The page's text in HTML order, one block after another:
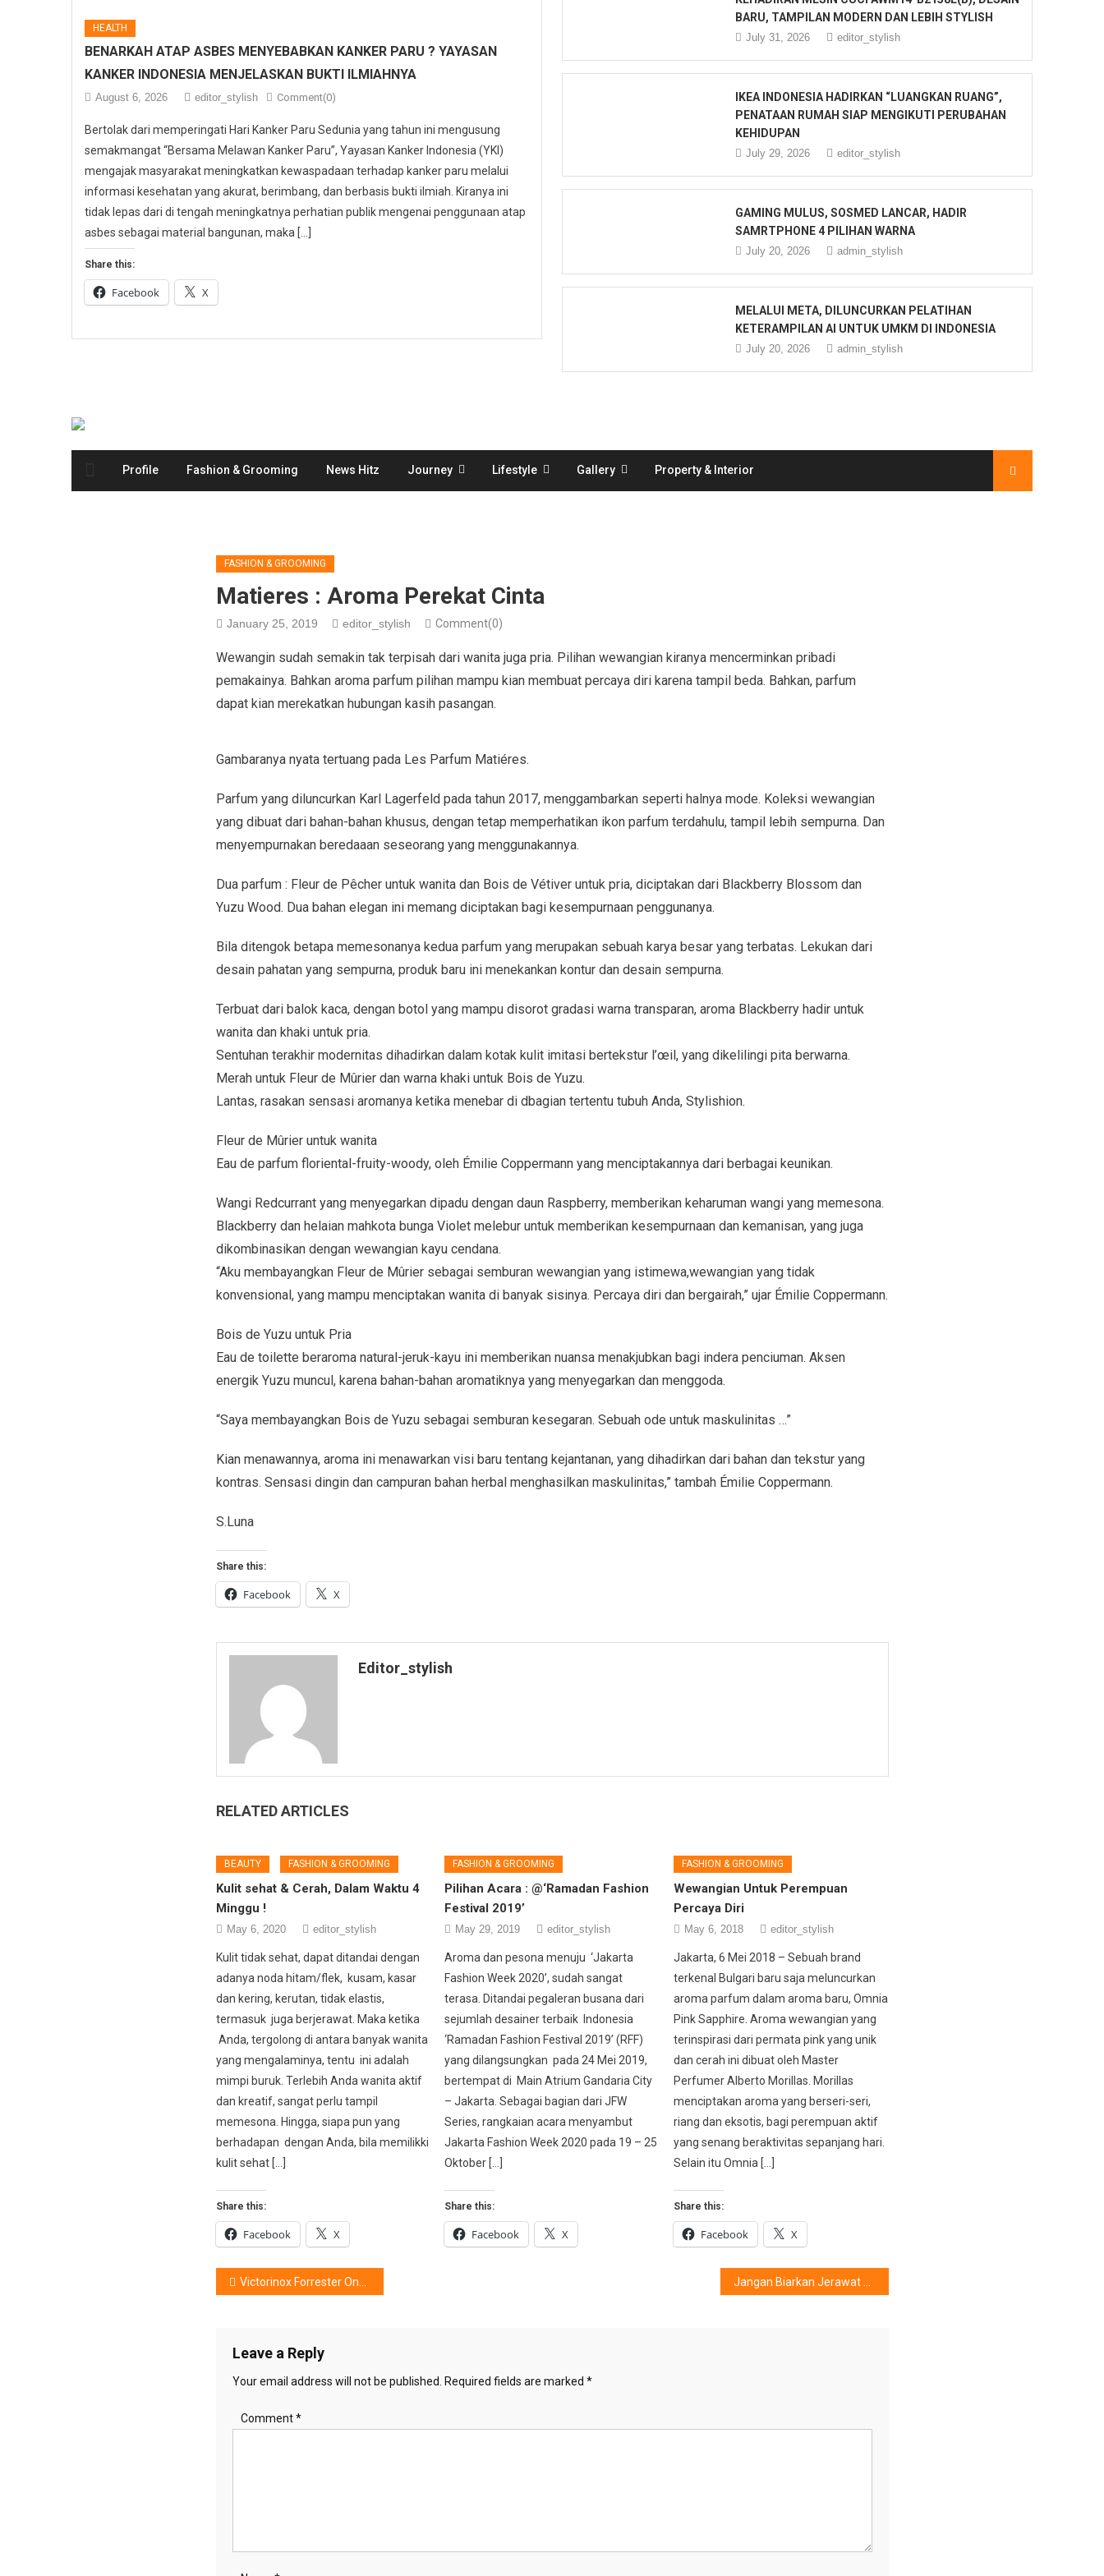
HEALTH
BENARKAH ATAP ASBES MENYEBABKAN KANKER PARU ? YAYASAN
KANKER INDONESIA MENJELASKAN BUKTI ILMIAHNYA
August 6, 2026 editor_stylish Comment(0)
Bertolak dari memperingati Hari Kanker Paru Sedunia yang tahun ini mengusung
semakmangat “Bersama Melawan Kanker Paru”, Yayasan Kanker Indonesia (YKI)
mengajak masyarakat meningkatkan kewaspadaan terhadap kanker paru melalui
informasi kesehatan yang akurat, berimbang, dan berbasis bukti ilmiah. Kiranya ini
tidak lepas dari di tengah meningkatnya perhatian publik mengenai penggunaan atap
asbes sebagai material bangunan, maka […]
Share this:
Facebook X
BARU, TAMPILAN MODERN DAN LEBIH STYLISH
July 31, 2026 editor_stylish
IKEA INDONESIA HADIRKAN “LUANGKAN RUANG”,
PENATAAN RUMAH SIAP MENGIKUTI PERUBAHAN
KEHIDUPAN
July 29, 2026 editor_stylish
GAMING MULUS, SOSMED LANCAR, HADIR
SAMRTPHONE 4 PILIHAN WARNA
July 20, 2026 admin_stylish
MELALUI META, DILUNCURKAN PELATIHAN
KETERAMPILAN AI UNTUK UMKM DI INDONESIA
July 20, 2026 admin_stylish
Profile Fashion & Grooming News Hitz Journey Lifestyle Gallery Property & Interior
FASHION & GROOMING
Matieres : Aroma Perekat Cinta
January 25, 2019 editor_stylish Comment(0)
Wewangin sudah semakin tak terpisah dari wanita juga pria. Pilihan wewangian kiranya mencerminkan pribadi
pemakainya. Bahkan aroma parfum pilihan mampu kian membuat percaya diri karena tampil beda. Bahkan, parfum
dapat kian merekatkan hubungan kasih pasangan.
Gambaranya nyata tertuang pada Les Parfum Matiéres.
Parfum yang diluncurkan Karl Lagerfeld pada tahun 2017, menggambarkan seperti halnya mode. Koleksi wewangian
yang dibuat dari bahan-bahan khusus, dengan tetap memperhatikan ikon parfum terdahulu, tampil lebih sempurna. Dan
menyempurnakan beredaaan seseorang yang menggunakannya.
Dua parfum : Fleur de Pêcher untuk wanita dan Bois de Vétiver untuk pria, diciptakan dari Blackberry Blossom dan
Yuzu Wood. Dua bahan elegan ini memang diciptakan bagi kesempurnaan penggunanya.
Bila ditengok betapa memesonanya kedua parfum yang merupakan sebuah karya besar yang terbatas. Lekukan dari
desain pahatan yang sempurna, produk baru ini menekankan kontur dan desain sempurna.
Terbuat dari balok kaca, dengan botol yang mampu disorot gradasi warna transparan, aroma Blackberry hadir untuk
wanita dan khaki untuk pria.
Sentuhan terakhir modernitas dihadirkan dalam kotak kulit imitasi bertekstur l’œil, yang dikelilingi pita berwarna.
Merah untuk Fleur de Mûrier dan warna khaki untuk Bois de Yuzu.
Lantas, rasakan sensasi aromanya ketika menebar di dbagian tertentu tubuh Anda, Stylishion.
Fleur de Mûrier untuk wanita
Eau de parfum floriental-fruity-woody, oleh Émilie Coppermann yang menciptakannya dari berbagai keunikan.
Wangi Redcurrant yang menyegarkan dipadu dengan daun Raspberry, memberikan keharuman wangi yang memesona.
Blackberry dan helaian mahkota bunga Violet melebur untuk memberikan kesempurnaan dan kemanisan, yang juga
dikombinasikan dengan wewangian kayu cendana.
“Aku membayangkan Fleur de Mûrier sebagai semburan wewangian yang istimewa,wewangian yang tidak
konvensional, yang mampu menciptakan wanita di banyak sisinya. Percaya diri dan bergairah,” ujar Émilie Coppermann.
Bois de Yuzu untuk Pria
Eau de toilette beraroma natural-jeruk-kayu ini memberikan nuansa menakjubkan bagi indera penciuman. Aksen
energik Yuzu muncul, karena bahan-bahan aromatiknya yang menyegarkan dan menggoda.
“Saya membayangkan Bois de Yuzu sebagai semburan kesegaran. Sebuah ode untuk maskulinitas …”
Kian menawannya, aroma ini menawarkan visi baru tentang kejantanan, yang dihadirkan dari bahan dan tekstur yang
kontras. Sensasi dingin dan campuran bahan herbal menghasilkan maskulinitas,” tambah Émilie Coppermann.
S.Luna
Share this:
Facebook X
Editor_stylish
RELATED ARTICLES
BEAUTY FASHION & GROOMING
Kulit sehat & Cerah, Dalam Waktu 4
Minggu !
May 6, 2020 editor_stylish
Kulit tidak sehat, dapat ditandai dengan
adanya noda hitam/flek, kusam, kasar
dan kering, kerutan, tidak elastis,
termasuk juga berjerawat. Maka ketika
Anda, tergolong di antara banyak wanita
yang mengalaminya, tentu ini adalah
mimpi buruk. Terlebih Anda wanita aktif
dan kreatif, sangat perlu tampil
memesona. Hingga, siapa pun yang
berhadapan dengan Anda, bila memilikki
kulit sehat […]
Share this:
Facebook X
FASHION & GROOMING
Pilihan Acara : @‘Ramadan Fashion
Festival 2019’
May 29, 2019 editor_stylish
Aroma dan pesona menuju ‘Jakarta
Fashion Week 2020’, sudah sangat
terasa. Ditandai pegaleran busana dari
sejumlah desainer terbaik Indonesia
‘Ramadan Fashion Festival 2019’ (RFF)
yang dilangsungkan pada 24 Mei 2019,
bertempat di Main Atrium Gandaria City
– Jakarta. Sebagai bagian dari JFW
Series, rangkaian acara menyambut
Jakarta Fashion Week 2020 pada 19 – 25
Oktober […]
Share this:
Facebook X
FASHION & GROOMING
Wewangian Untuk Perempuan
Percaya Diri
May 6, 2018 editor_stylish
Jakarta, 6 Mei 2018 – Sebuah brand
terkenal Bulgari baru saja meluncurkan
aroma parfum dalam aroma baru, Omnia
Pink Sapphire. Aroma wewangian yang
terinspirasi dari permata pink yang unik
dan cerah ini dibuat oleh Master
Perfumer Alberto Morillas. Morillas
menciptakan aroma yang berseri-seri,
riang dan eksotis, bagi perempuan aktif
yang senang beraktivitas sepanjang hari.
Selain itu Omnia […]
Share this:
Facebook X
Post
Victorinox Forrester One Hand : Pisau Lipat Desain Ergonomis
Leave a Reply
Your email address will not be published. Required fields are marked *
Comment*